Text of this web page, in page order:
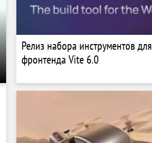
Релиз набора инструментов для
фронтенда Vite 6.0